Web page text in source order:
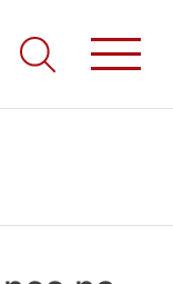
Onde as notícias
Saúde!